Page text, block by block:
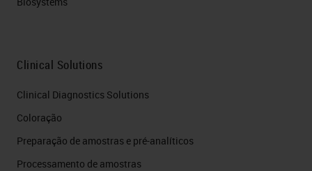
Clinical Solutions
Clinical Diagnostics Solutions
Coloração
Preparação de amostras e pré-analíticos
Processamento de amostras